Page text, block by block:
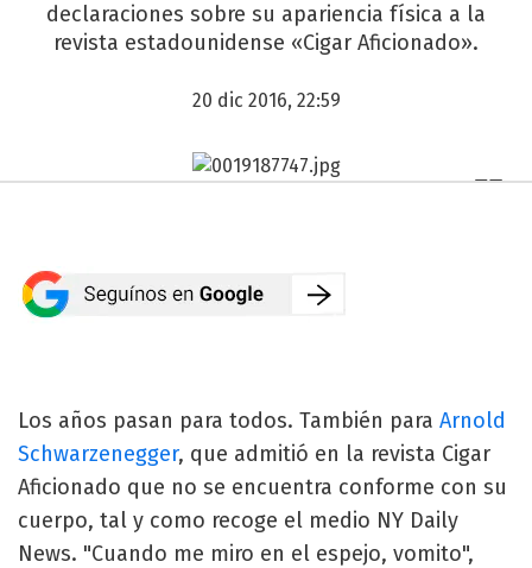
declaraciones sobre su apariencia física a la
revista estadounidense «Cigar Aficionado».
20 dic 2016, 22:59
Los años pasan para todos. También para Arnold
Schwarzenegger, que admitió en la revista Cigar
Aficionado que no se encuentra conforme con su
cuerpo, tal y como recoge el medio NY Daily
News. "Cuando me miro en el espejo, vomito",